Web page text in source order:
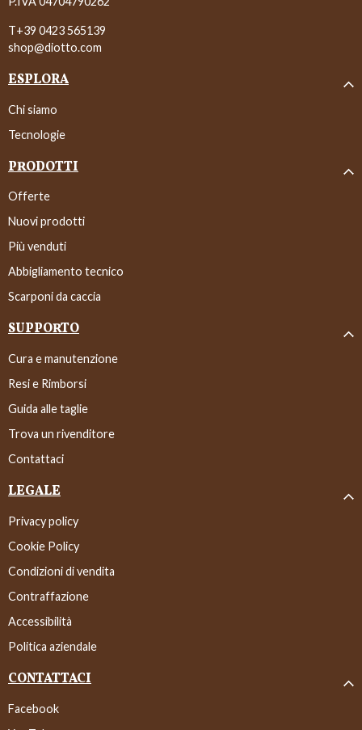
T+39 0423 565139
shop@diotto.com
ESPLORA
Chi siamo
Tecnologie
PRODOTTI
Offerte
Nuovi prodotti
Più venduti
Abbigliamento tecnico
Scarponi da caccia
SUPPORTO
Cura e manutenzione
Resi e Rimborsi
Guida alle taglie
Trova un rivenditore
Contattaci
LEGALE
Privacy policy
Cookie Policy
Condizioni di vendita
Contraffazione
Accessibilità
Politica aziendale
CONTATTACI
Facebook